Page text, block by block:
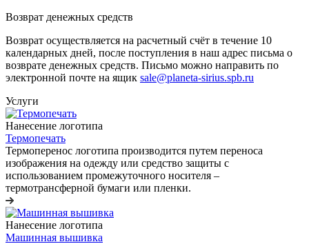
Возврат денежных средств
Возврат осуществляется на расчетный счёт в течение 10
календарных дней, после поступления в наш адрес письма о
возврате денежных средств. Письмо можно направить по
электронной почте на ящик sale@planeta-sirius.spb.ru
Услуги
Нанесение логотипа
Термопечать
Термоперенос логотипа производится путем переноса
изображения на одежду или средство защиты с
использованием промежуточного носителя –
термотрансферной бумаги или пленки.
Нанесение логотипа
Машинная вышивка